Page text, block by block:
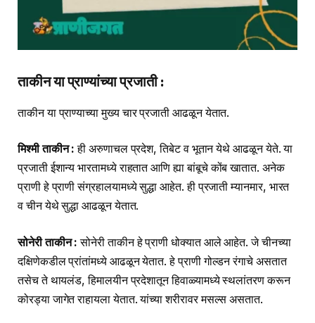
ताकीन या प्राण्यांच्या प्रजाती :
ताकीन या प्राण्याच्या मुख्य चार प्रजाती आढळून येतात.
मिश्मी ताकीन : ही अरुणाचल प्रदेश, तिबेट व भूतान येथे आढळून येते. या
प्रजाती ईशान्य भारतामध्ये राहतात आणि ह्या बांबूचे कोंब खातात. अनेक
प्राणी हे प्राणी संग्रहालयामध्ये सुद्धा आहेत. ही प्रजाती म्यानमार, भारत
व चीन येथे सुद्धा आढळून येतात.
सोनेरी ताकीन : सोनेरी ताकीन हे प्राणी धोक्यात आले आहेत. जे चीनच्या
दक्षिणेकडील प्रांतांमध्ये आढळून येतात. हे प्राणी गोल्डन रंगाचे असतात
तसेच ते थायलंड, हिमालयीन प्रदेशातून हिवाळ्यामध्ये स्थलांतरण करून
कोरड्या जागेत राहायला येतात. यांच्या शरीरावर मसल्स असतात.